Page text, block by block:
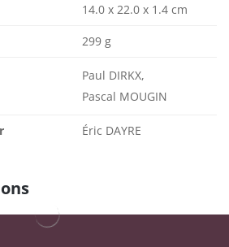
14.0 x 22.0 x 1.4 cm
299 g
Paul DIRKX,
Pascal MOUGIN
Éric DAYRE